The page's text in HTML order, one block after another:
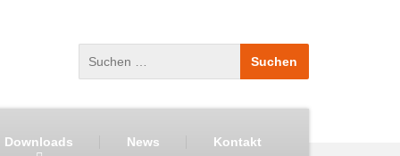
Downloads News Kontakt